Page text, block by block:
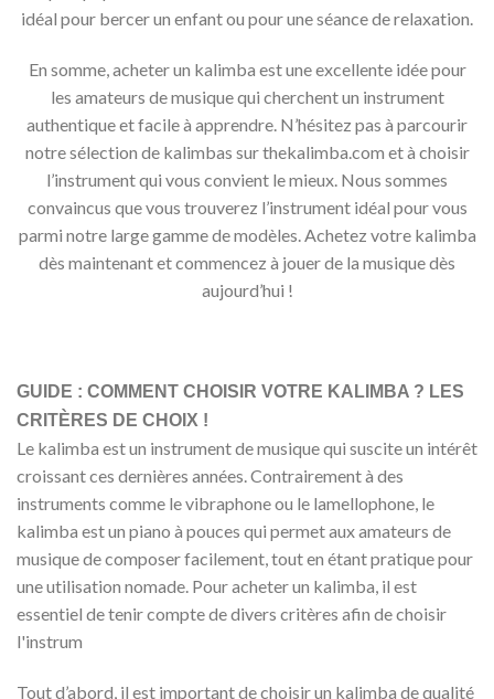
idéal pour bercer un enfant ou pour une séance de relaxation.
En somme, acheter un kalimba est une excellente idée pour
les amateurs de musique qui cherchent un instrument
authentique et facile à apprendre. N’hésitez pas à parcourir
notre sélection de kalimbas sur thekalimba.com et à choisir
l’instrument qui vous convient le mieux. Nous sommes
convaincus que vous trouverez l’instrument idéal pour vous
parmi notre large gamme de modèles. Achetez votre kalimba
dès maintenant et commencez à jouer de la musique dès
aujourd’hui !
GUIDE : COMMENT CHOISIR VOTRE KALIMBA ? LES
CRITÈRES DE CHOIX !
Le kalimba est un instrument de musique qui suscite un intérêt
croissant ces dernières années. Contrairement à des
instruments comme le vibraphone ou le lamellophone, le
kalimba est un piano à pouces qui permet aux amateurs de
musique de composer facilement, tout en étant pratique pour
une utilisation nomade. Pour acheter un kalimba, il est
essentiel de tenir compte de divers critères afin de choisir
l'instrum
Tout d’abord, il est important de choisir un kalimba de qualité